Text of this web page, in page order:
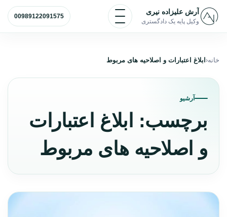
پرش به محتوا
آرش علیزاده نیری
وکیل پایه یک دادگستری
باز و بسته کردن منو
00989122091575
خانه ابلاغ اعتبارات و اصلاحیه های مربوط
آرشیو
برچسب:
ابلاغ اعتبارات
و اصلاحیه های مربوط